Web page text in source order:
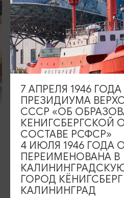
КОНЦЕРТЫ
RADIO TAPOK
04.09.2026, 20:00
Калининград, РК
королей»
7 АПРЕЛЯ 1946
ПРЕЗИДИУМА
СССР «ОБ
КЕНИГСБЕРГСКОЙ
СОСТАВЕ РСФСР»
4 ИЮЛЯ 1946 ГОДА
ПЕРЕИМЕНОВАНА В
ГОРОД
КАЛИНИНГРАД